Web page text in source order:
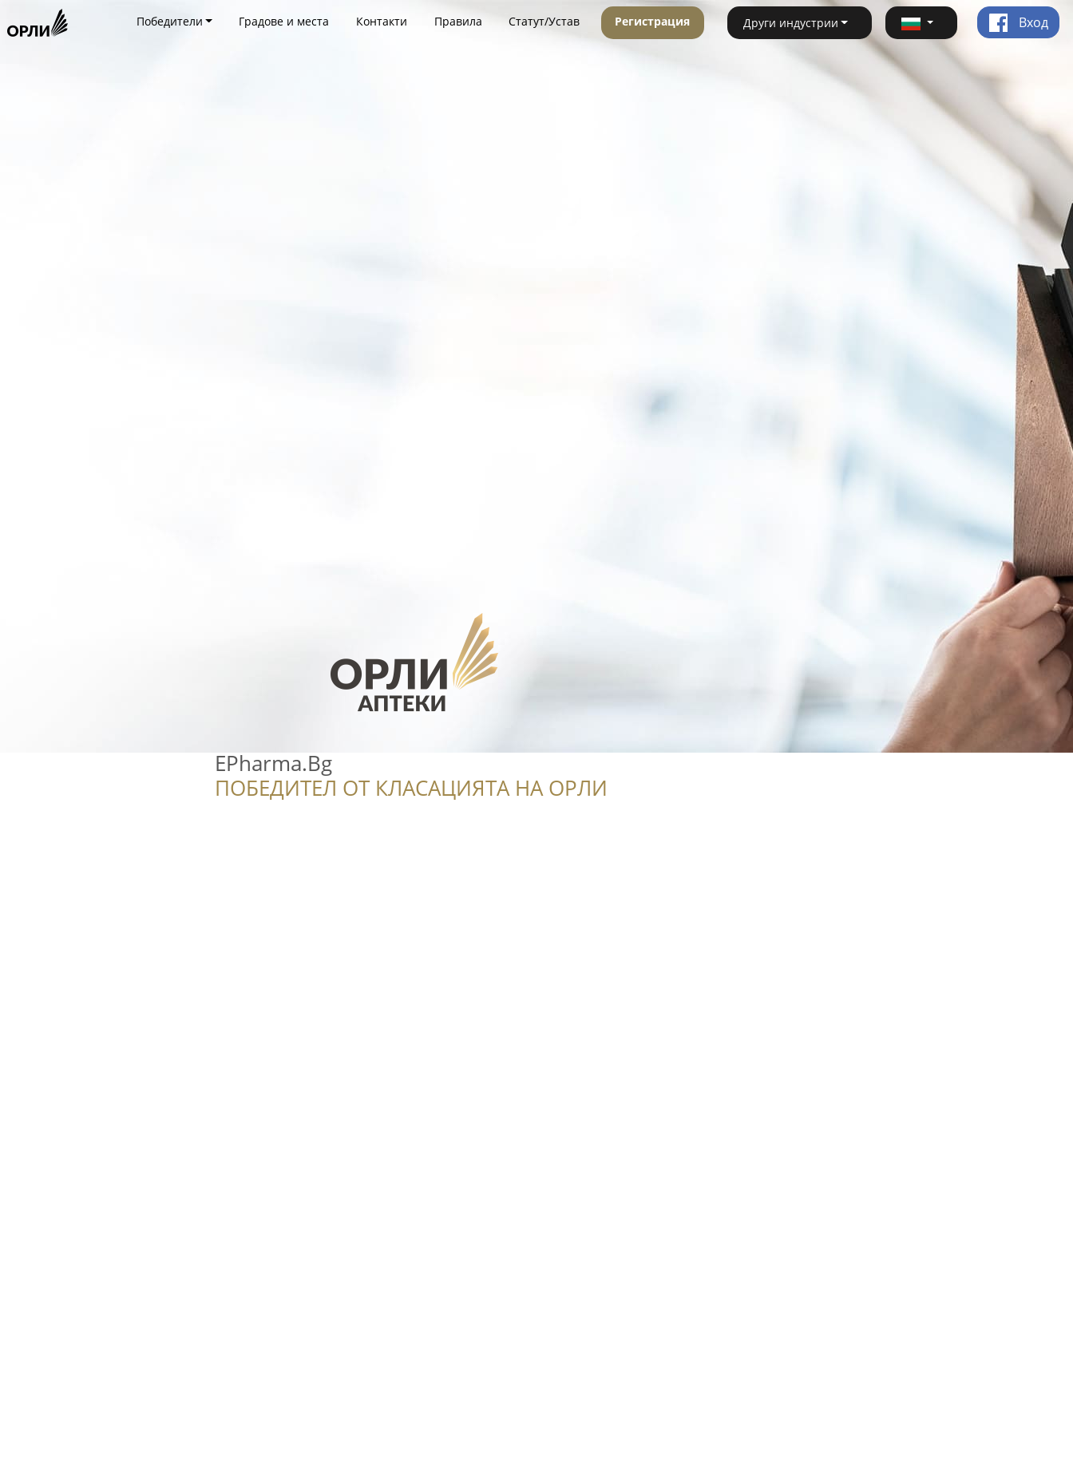
Победители Градове и места Контакти Правила Статут/Устав Регистрация Други индустрии Вход
EPharma.Bg
ПОБЕДИТЕЛ ОТ КЛАСАЦИЯТА НА ОРЛИ